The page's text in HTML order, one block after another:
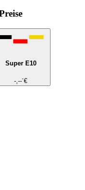
Super E10
-,---€